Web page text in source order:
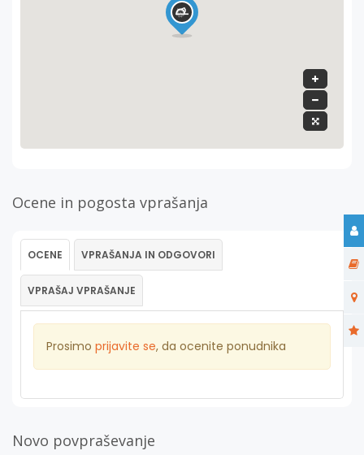
Ocene in pogosta vprašanja
OCENE VPRAŠANJA IN ODGOVORI
VPRAŠAJ VPRAŠANJE
Prosimo prijavite se, da ocenite ponudnika
Novo povpraševanje